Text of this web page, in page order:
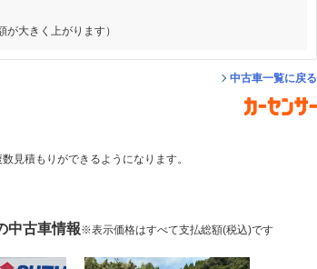
が大きく上がります）
中古車一覧に戻る
見積もりができるようになります。
中古車情報※表示価格はすべて支払総額(税込)です